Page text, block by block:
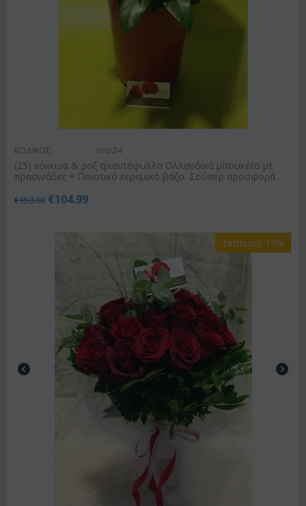
ΚΩΔΙΚΟΣ: rosr24
(25) κόκκινα & ροζ τριαντάφυλλα Ολλανδικά μπουκέτο με
πρασινάδες + Ποιοτικό κεραμικό βάζο. Σούπερ προσφορά .
€150.00 €104.99
Έκπτωση 13%